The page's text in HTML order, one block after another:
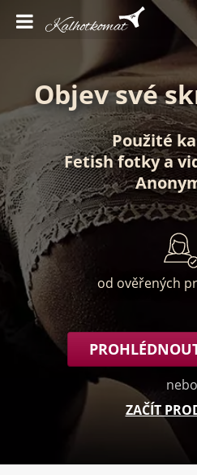
Objev své
Použité
Fetish fotkya
od ověřených
nebo
ZAČÍT